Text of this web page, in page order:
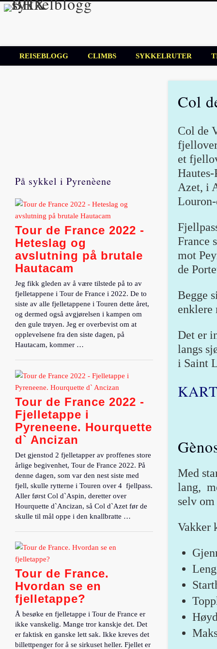
REISEBLOGG CLIMBS SYKKELRUTER
Col
Col de
et
Azet, i
France
mot
de
Begge
enklere
Det er
langs
i Saint
Med
lang,
selv
Vakker
På sykkel i Pyrenèene
Tour de France 2022 -
Heteslag og
avslutning på brutale
Hautacam
Jeg fikk gleden av å være tilstede på to av
fjelletappene i Tour de France i 2022. De to
siste av alle fjelletappene i Touren dette året,
og dermed også avgjørelsen i kampen om
den gule trøyen. Jeg er overbevist om at
opplevelsene fra den siste dagen, på
Hautacam, kommer …
Tour de France 2022 -
Fjelletappe i
Pyreneene. Hourquette
d` Ancizan
Det gjenstod 2 fjelletapper av proffenes store
årlige begivenhet, Tour de France 2022. På
denne dagen, som var den nest siste med
fjell, skulle rytterne i Touren over 4 fjellpass.
Aller først Col d`Aspin, deretter over
Hourquette d`Ancizan, så Col d`Azet før de
skulle til mål oppe i den knallbratte …
Tour de France.
Hvordan se en
fjelletappe?
Å besøke en fjelletappe i Tour de France er
ikke vanskelig. Mange tror kanskje det. Det
er faktisk en ganske lett sak. Ikke kreves det
billettpenger for å se sirkuset heller. Fjellet er